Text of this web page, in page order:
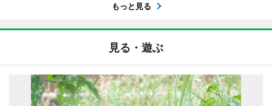
もっと見る
見る・遊ぶ